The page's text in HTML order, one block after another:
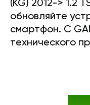
(KG) 2012-> 1.2
обновляйте
смартфон. С
технического